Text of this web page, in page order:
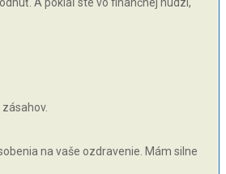
A pokiaľ ste vo finančnej núdzi,
na vaše ozdravenie. Mám silne